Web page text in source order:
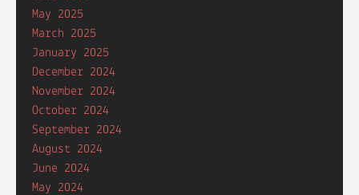
May 2025
March 2025
January 2025
December 2024
November 2024
October 2024
September 2024
August 2024
June 2024
May 2024